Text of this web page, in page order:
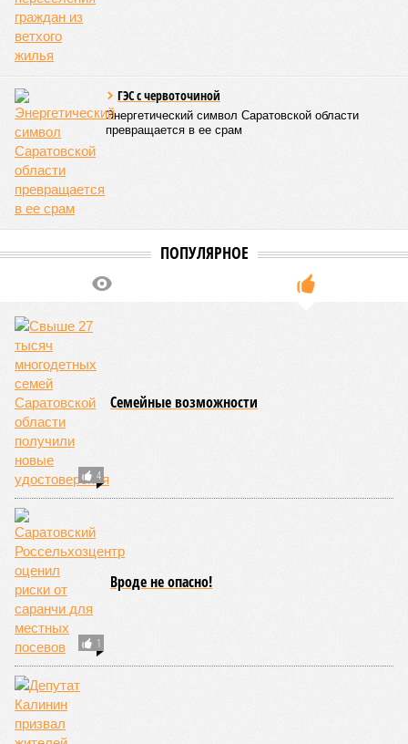
ГЭС c червоточиной
Энергетический символ Саратовской области
превращается в ее срам
ПОПУЛЯРНОЕ
4
Семейные возможности
1
Вроде не опасно!